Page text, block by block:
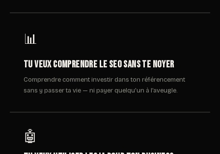
📊
Tu veux comprendre le SEO sans te noyer
Comprendre comment investir dans ton référencement
sans y passer ta vie — ni payer quelqu’un à l’aveugle.
🤖